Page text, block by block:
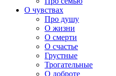
О чувствах
Про душу
О жизни
О смерти
О счастье
Грустные
Трогательные
О доброте